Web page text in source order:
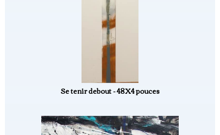
Se tenir debout - 48X4 pouces